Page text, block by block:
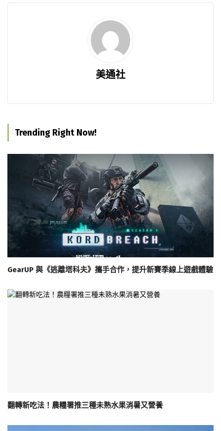
美通社
Trending Right Now!
GearUP 與《逃離塔科夫》攜手合作，提升新賽季線上遊戲體驗
翻轉新吃法！農糧署推三種未熟水果消暑又營養